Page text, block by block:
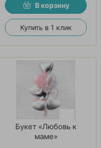
В корзину
Купить в 1 клик
Букет «Любовь к
маме»